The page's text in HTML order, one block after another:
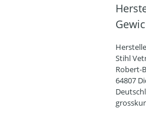
Stihl
Robert-
64807